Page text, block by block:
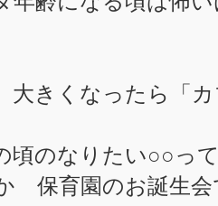
きくなったら「
頃のなりたい○○っ
保育園のお誕生